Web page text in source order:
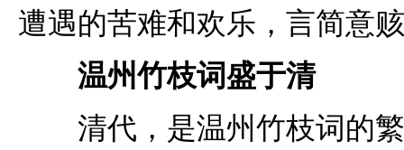
遭遇的苦难和欢乐，言简意
温州竹枝词盛于清
清代，是温州竹枝词的繁